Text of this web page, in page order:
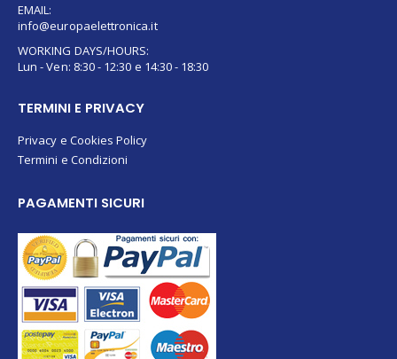
EMAIL:
info@europaelettronica.it
WORKING DAYS/HOURS:
Lun - Ven: 8:30 - 12:30 e 14:30 - 18:30
TERMINI E PRIVACY
Privacy e Cookies Policy
Termini e Condizioni
PAGAMENTI SICURI